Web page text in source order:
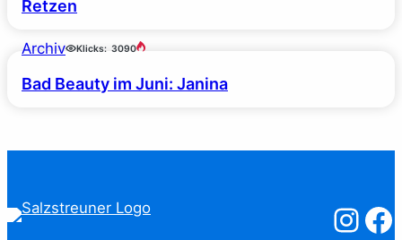
Retzen
Archiv Klicks: 3090
Bad Beauty im Juni: Janina